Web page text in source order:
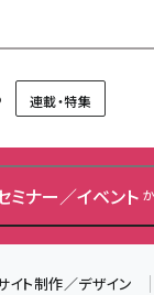
連載・特集
ミナー／イベント
イト制作／デザイン
／